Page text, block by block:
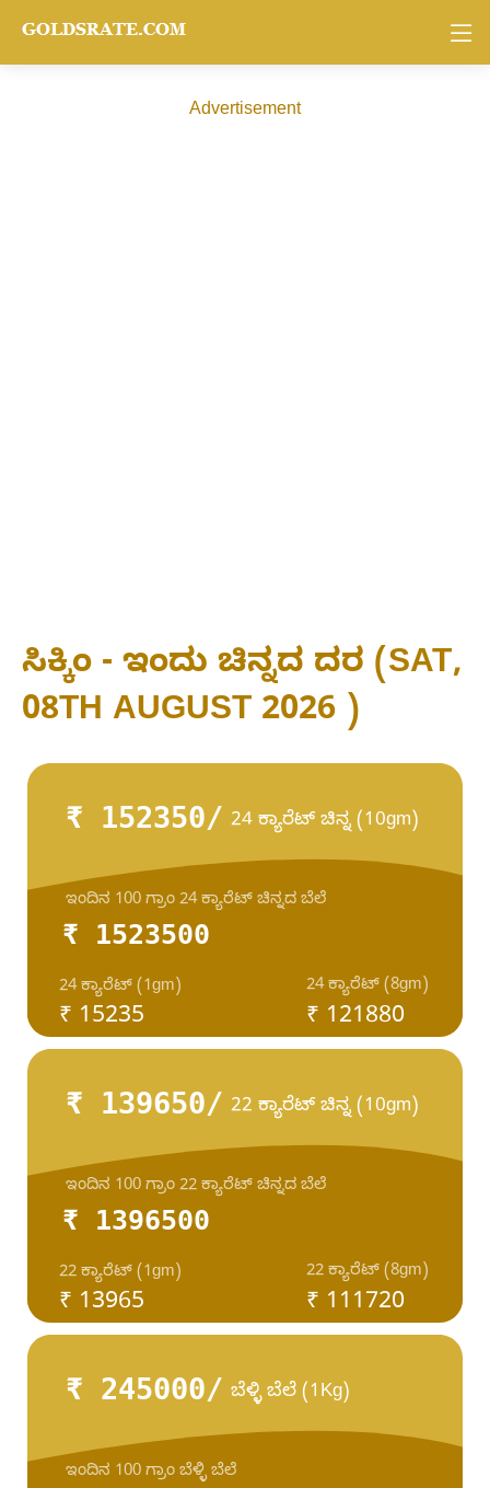
Advertisement
ಸಿಕ್ಕಿಂ - ಇಂದು ಚಿನ್ನದ ದರ (SAT,
08TH AUGUST 2026 )
₹ 152350/ 24 ಕ್ಯಾರೆಟ್ ಚಿನ್ನ (10gm)
₹ 1523500
₹ 15235
24 ಕ್ಯಾರೆಟ್ (1gm) 24 ಕ್ಯಾರೆಟ್ (8gm)
ಇಂದಿನ 100 ಗ್ರಾಂ 24 ಕ್ಯಾರೆಟ್ ಚಿನ್ನದ ಬೆಲೆ
₹ 121880
₹ 139650/ 22 ಕ್ಯಾರೆಟ್ ಚಿನ್ನ (10gm)
₹ 1396500
₹ 13965
22 ಕ್ಯಾರೆಟ್ (1gm) 22 ಕ್ಯಾರೆಟ್ (8gm)
ಇಂದಿನ 100 ಗ್ರಾಂ 22 ಕ್ಯಾರೆಟ್ ಚಿನ್ನದ ಬೆಲೆ
₹ 111720
₹ 245000/ ಬೆಳ್ಳಿ ಬೆಲೆ (1Kg)
ಇಂದಿನ 100 ಗ್ರಾಂ ಬೆಳ್ಳಿ ಬೆಲೆ